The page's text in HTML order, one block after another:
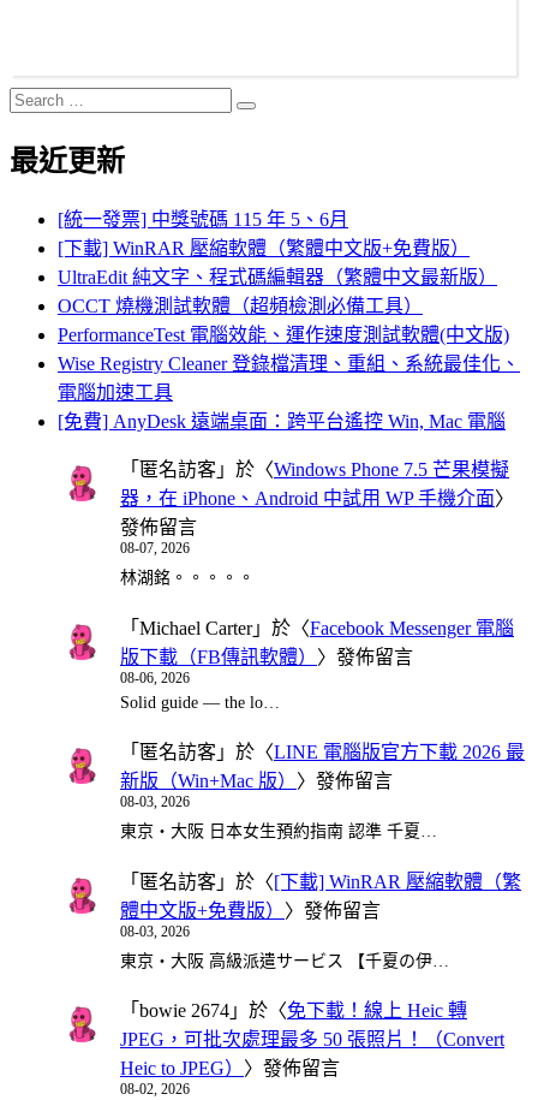
Search
for:
Search
最近更新
[統一發票] 中獎號碼 115 年 5、6月
[下載] WinRAR 壓縮軟體（繁體中文版+免費版）
UltraEdit 純文字、程式碼編輯器（繁體中文最新版）
OCCT 燒機測試軟體（超頻檢測必備工具）
PerformanceTest 電腦效能、運作速度測試軟體(中文版)
Wise Registry Cleaner 登錄檔清理、重組、系統最佳化、
電腦加速工具
[免費] AnyDesk 遠端桌面：跨平台遙控 Win, Mac 電腦
「 匿名訪客 」於〈Windows Phone 7.5 芒果模擬
器，在 iPhone、Android 中試用 WP 手機介面〉
發佈留言
08-07, 2026
林湖銘。。。。。
「 Michael Carter」於〈Facebook Messenger 電腦
版下載（FB傳訊軟體） 〉發佈留言
08-06, 2026
Solid guide — the lo…
「 匿名訪客 」於〈LINE 電腦版官方下載 2026 最
新版（Win+Mac 版） 〉發佈留言
08-03, 2026
東京・大阪 日本女生預約指南 認準 千夏…
「 匿名訪客 」於〈[下載] WinRAR 壓縮軟體（繁
體中文版+免費版） 〉發佈留言
08-03, 2026
東京・大阪 高級派遣サービス 【千夏の伊…
「 bowie 2674 」於〈免下載！線上 Heic 轉
JPEG，可批次處理最多 50 張照片！（Convert
Heic to JPEG） 〉發佈留言
08-02, 2026